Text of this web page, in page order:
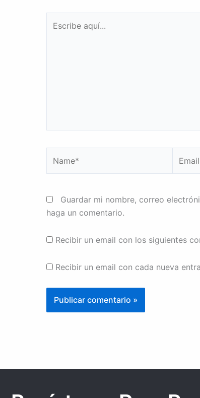
aquí...
Guardar mi nombre, correo
haga un comentario.
Recibir un email con los siguientes
Recibir un email con cada nueva